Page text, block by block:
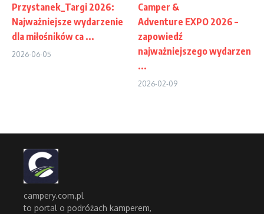
Przystanek_Targi 2026:
Najważniejsze wydarzenie
dla miłośników ca ...
2026-06-05
Camper &
Adventure EXPO 2026 –
zapowiedź
najważniejszego wydarzen
...
2026-02-09
campery.com.pl
to portal o podróżach kamperem,